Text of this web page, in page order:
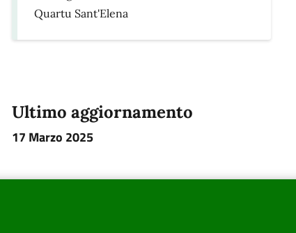
Quartu Sant'Elena
Ultimo aggiornamento
17 Marzo 2025